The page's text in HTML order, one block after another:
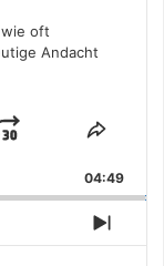
oft
Andacht
Jump
Forward
Share
04:49
Next